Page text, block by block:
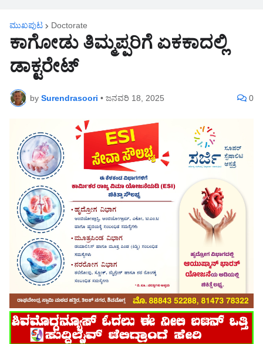
ಮುಖಪುಟ Doctorate
ಕಾಗೋಡು ತಿಮ್ಮಪ್ಪರಿಗೆ ಏಕಕಾದಲ್ಲಿ
ಡಾಕ್ಟರೇಟ್
by Surendrasoori • ಜನವರಿ 18, 2025 0